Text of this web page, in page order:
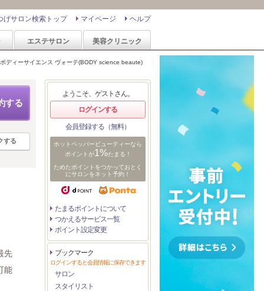
ヘルプ
マイページ
げサロン検索トップ
エステサロン 美容クリニック
ボディーサイエンス ヴォーテ(BODY science beaute)
する
する
先
能
ようこそ、ゲストさん。
ログインする
会員登録する（無料）
ホットペッパービューティーなら
ポイントが1%たまる！
ためたポイントをつかっておとく
にサロンをネット予約！
たまるポイントについて
つかえるサービス一覧
ポイント設定変更
ブックマーク
ログインすると会員情報に保存できます
サロン
スタイリスト